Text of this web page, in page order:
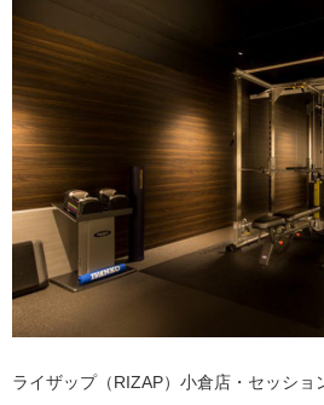
ライザップ（RIZAP）小倉店・セッショ